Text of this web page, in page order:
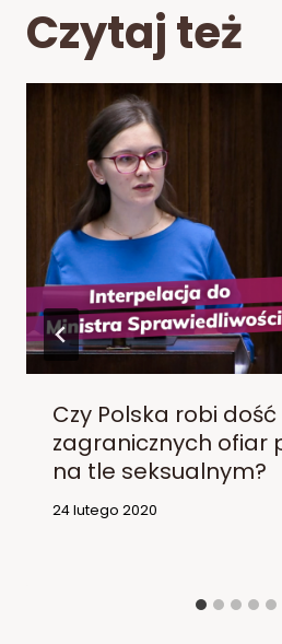
Czytaj też
Czy Polska robi
zagranicznych ofiar
na tle seksualnym?
24 lutego 2020